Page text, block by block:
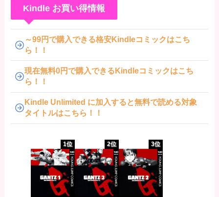
Kindle お買い得情報
～99円で購入できる格安Kindleコミックはこち
ら！！
現在無料0円で購入できるKindleコミックはこち
ら！！
Kindle Unlimited に加入すると無料で読める対象
タイトルはこちら！！
1位 2位 3位